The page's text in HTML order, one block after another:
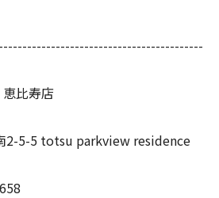
比寿店
2-5-5 totsu parkview residence